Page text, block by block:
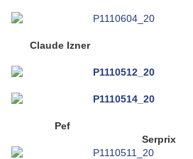
Claude Izner
Pef
Serprix